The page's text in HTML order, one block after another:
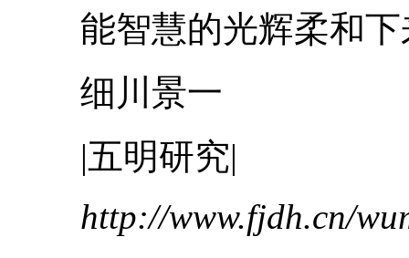
能智慧的光辉柔和
细川景一
|五明研究|
http://www.fjdh.cn/